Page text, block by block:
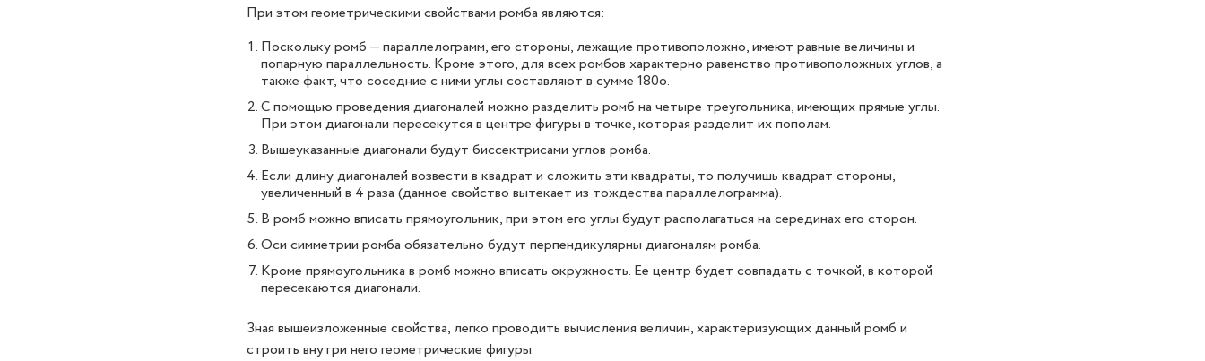
При этом геометрическими свойствами ромба являются:
Поскольку ромб — параллелограмм, его стороны, лежащие противоположно, имеют равные величины и
попарную параллельность. Кроме этого, для всех ромбов характерно равенство противоположных углов, а
также факт, что соседние с ними углы составляют в сумме 180о.
С помощью проведения диагоналей можно разделить ромб на четыре треугольника, имеющих прямые углы.
При этом диагонали пересекутся в центре фигуры в точке, которая разделит их пополам.
Вышеуказанные диагонали будут биссектрисами углов ромба.
Если длину диагоналей возвести в квадрат и сложить эти квадраты, то получишь квадрат стороны,
увеличенный в 4 раза (данное свойство вытекает из тождества параллелограмма).
В ромб можно вписать прямоугольник, при этом его углы будут располагаться на серединах его сторон.
Оси симметрии ромба обязательно будут перпендикулярны диагоналям ромба.
Кроме прямоугольника в ромб можно вписать окружность. Ее центр будет совпадать с точкой, в которой
пересекаются диагонали.
Зная вышеизложенные свойства, легко проводить вычисления величин, характеризующих данный ромб и
строить внутри него геометрические фигуры.